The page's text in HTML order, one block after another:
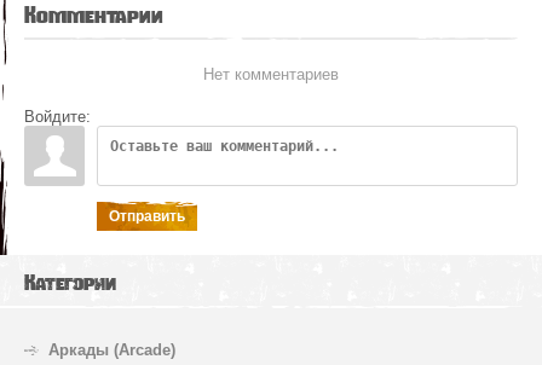
Комментарии
Нет комментариев
Войдите:
Отправить
Категории
Аркады (Arcade)